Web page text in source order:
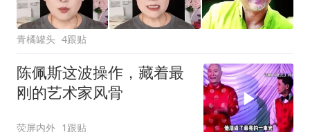
青橘罐头 4跟贴
陈佩斯这波操作，藏着最
刚的艺术家风骨
荧屏内外 1跟贴